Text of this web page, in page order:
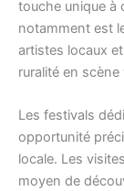
touche unique à
notamment est
artistes locaux
ruralité en
Les festivals
opportunité
locale. Les
moyen de